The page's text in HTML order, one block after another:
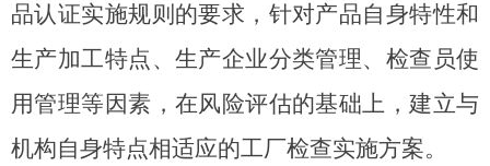
品认证实施规则的要求，针对产品自身特性和
生产加工特点、生产企业分类管理、检查员使
用管理等因素，在风险评估的基础上，建立与
机构自身特点相适应的工厂检查实施方案。